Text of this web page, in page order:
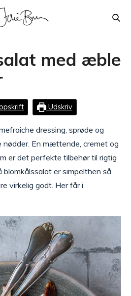
med æble
Udskriv
dressing, sprøde og
En mættende, cremet og
er det perfekte tilbehør til rigtig
er simpelthen så
virkelig godt. Her får i